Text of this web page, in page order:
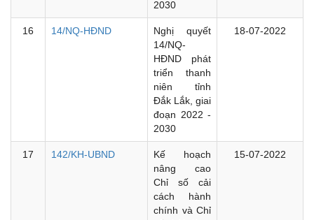
2030
16 14/NQ-HĐND
Nghị quyết
14/NQ-
HĐND phát
triển thanh
niên tỉnh
Đắk Lắk, giai
đoạn 2022 -
2030
18-07-2022
17 142/KH-UBND
Kế hoạch
nâng cao
Chỉ số cải
cách hành
chính và Chỉ
15-07-2022